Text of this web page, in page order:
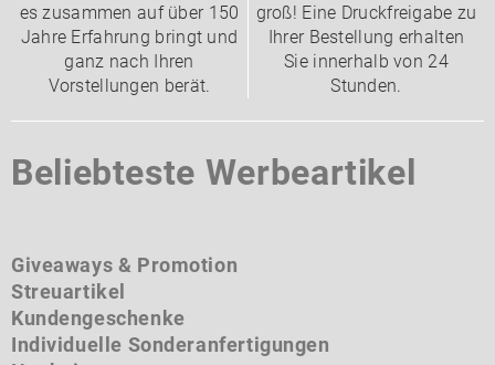
es zusammen auf über 150
Jahre Erfahrung bringt und
ganz nach Ihren
Vorstellungen berät.
groß! Eine Druckfreigabe zu
Ihrer Bestellung erhalten
Sie innerhalb von 24
Stunden.
Beliebteste Werbeartikel
Giveaways & Promotion
Streuartikel
Kundengeschenke
Individuelle Sonderanfertigungen